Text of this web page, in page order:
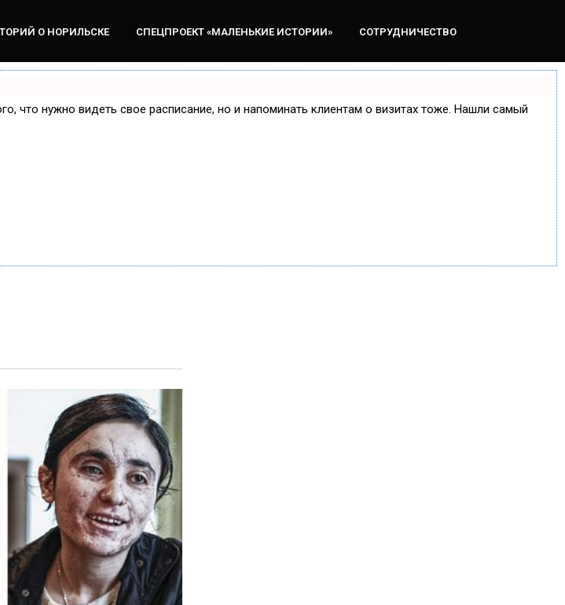
О НОРИЛЬСКЕ СПЕЦПРОЕКТ «МАЛЕНЬКИЕ ИСТОРИИ» СОТРУДНИЧЕСТВО
что нужно видеть свое расписание, но и напоминать клиентам о визитах тоже. Нашли самый